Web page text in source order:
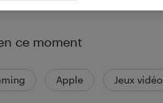
ce moment
Apple Jeux vidéo